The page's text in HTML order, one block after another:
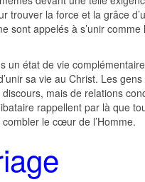
trouver la force et la grâce
sont appelés à s’unir comme
un état de vie
sa vie au Christ. Les
mais de relations
rappellent par là que
le cœur de l’Homme.